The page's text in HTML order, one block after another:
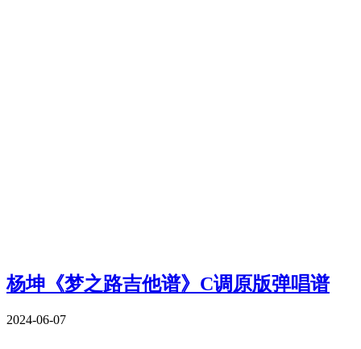
杨坤《梦之路吉他谱》C调原版弹唱谱
2024-06-07